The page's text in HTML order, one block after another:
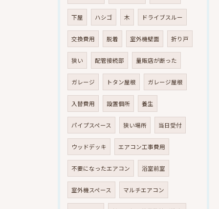
下屋 ハシゴ 木 ドライブスルー
交換費用 脱着 室外機壁面 折り戸
狭い 配管接続部 量販店が断った
ガレージ トタン屋根 ガレージ屋根
入替費用 設置個所 養生
パイプスペース 狭い場所 当日受付
ウッドデッキ エアコン工事費用
不要になったエアコン 浴室前室
室外機スペース マルチエアコン